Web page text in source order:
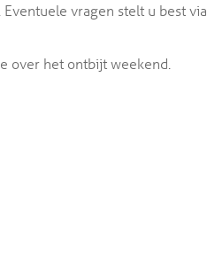
Eventuele vragen stelt u best via
over het ontbijt weekend.